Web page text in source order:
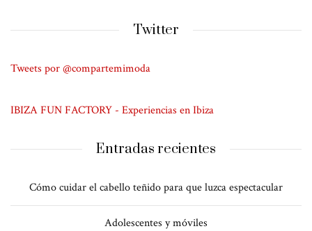
Twitter
Tweets por @compartemimoda
IBIZA FUN FACTORY - Experiencias en Ibiza
Entradas recientes
Cómo cuidar el cabello teñido para que luzca espectacular
Adolescentes y móviles